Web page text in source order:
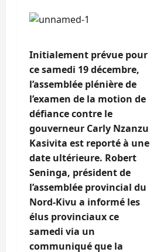
Initialement prévue pour
ce samedi 19 décembre,
l’assemblée plénière de
l’examen de la motion de
défiance contre le
gouverneur Carly Nzanzu
Kasivita est reporté à une
date ultérieure. Robert
Seninga, président de
l’assemblée provincial du
Nord-Kivu a informé les
élus provinciaux ce
samedi via un
communiqué que la